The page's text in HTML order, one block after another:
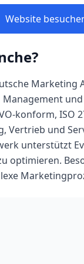
Website
?
Management
konform,
Vertrieb und
unterstützt
optimieren.